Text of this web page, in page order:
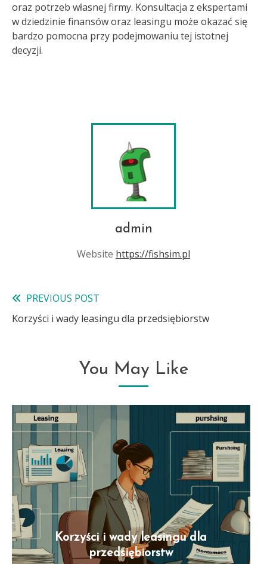
oraz potrzeb własnej firmy. Konsultacja z ekspertami
w dziedzinie finansów oraz leasingu może okazać się
bardzo pomocna przy podejmowaniu tej istotnej
decyzji.
admin
Website https://fishsim.pl
Read
more
PREVIOUS POST
Korzyści i wady leasingu dla przedsiębiorstw
You May Like
Korzyści i wady leasingu dla
przedsiębiorstw